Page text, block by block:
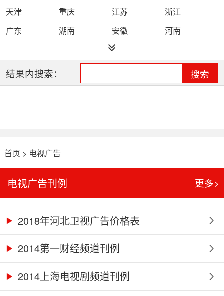
电影
生活 电视剧
综合
时尚
民生 IPTV智能电视
数字电视
站）
天津
重庆 江苏
浙江
广东
湖南 安徽
河南
四川
辽宁
山西
海南 陕西
甘肃
结果内搜索： 搜索
首页 > 电视广告
电视广告刊例 更多>
2018年河北卫视广告价格表
2014第一财经频道刊例
2014上海电视剧频道刊例